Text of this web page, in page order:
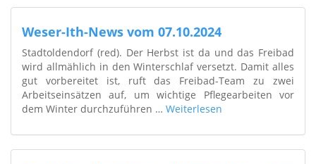
Weser-Ith-News vom 07.10.2024
Stadtoldendorf (red). Der Herbst ist da und das Freibad
wird allmählich in den Winterschlaf versetzt. Damit alles
gut vorbereitet ist, ruft das Freibad-Team zu zwei
Arbeitseinsätzen auf, um wichtige Pflegearbeiten vor
dem Winter durchzuführen … Weiterlesen